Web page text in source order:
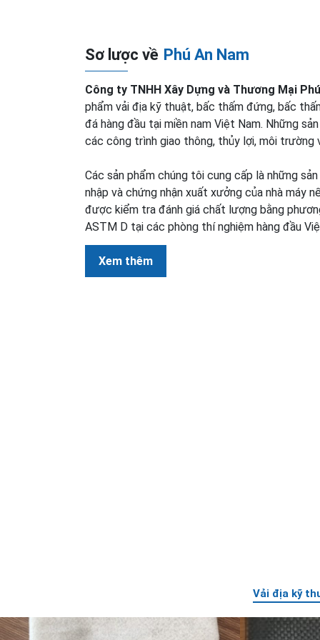
Sơ lược về Phú An Nam
Công ty TNHH Xây Dựng và Thương Mại
phẩm vải địa kỹ thuật, bấc thấm đứng, bấc
đá hàng đầu tại miền nam Việt Nam. Những
các công trình giao thông, thủy lợi, môi trường
Các sản phẩm chúng tôi cung cấp là những
nhập và chứng nhận xuất xưởng của nhà máy
được kiểm tra đánh giá chất lượng bằng
ASTM D tại các phòng thí nghiệm hàng đầu
Xem thêm
Vải địa kỹ